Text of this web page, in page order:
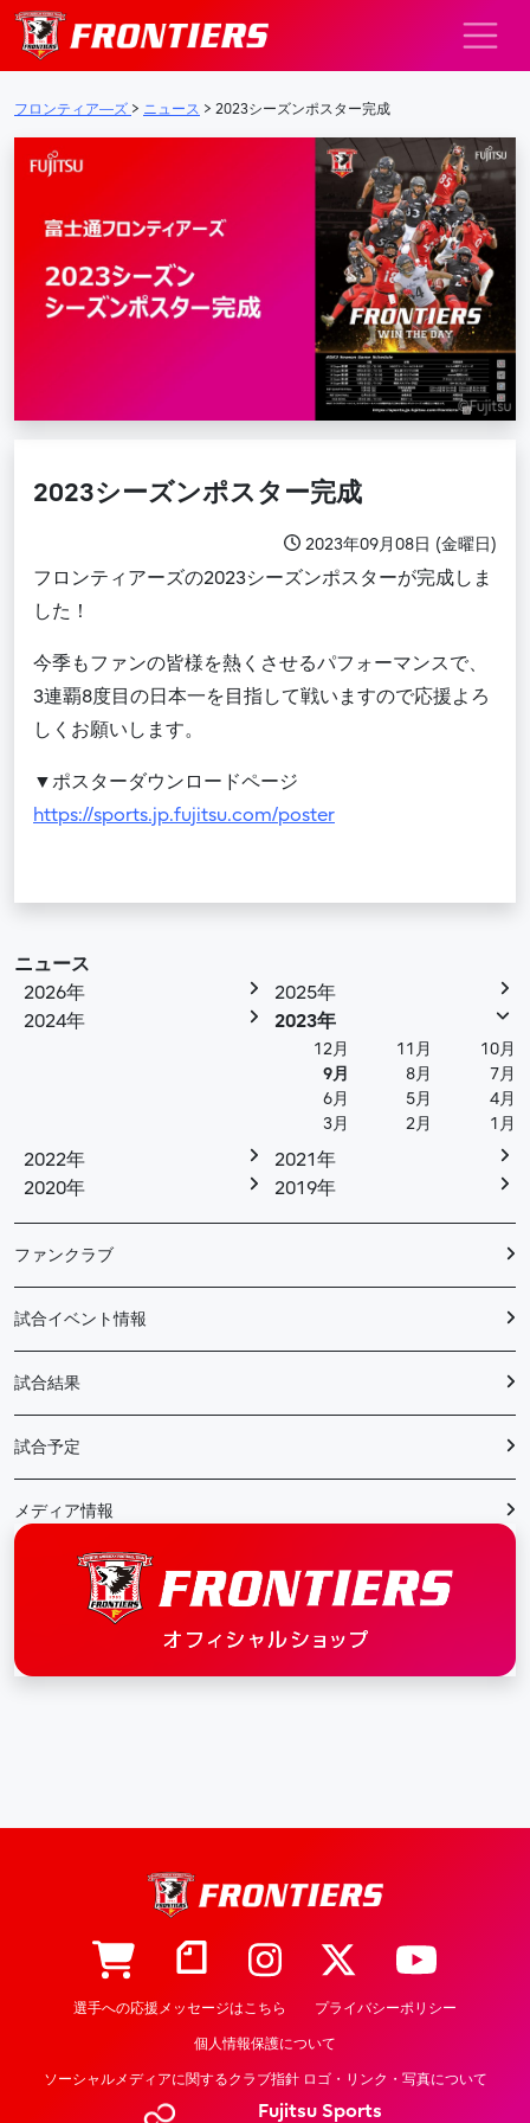
メインナビゲーション
フロンティア―ズ > ニュース > 2023シーズンポスター完成
2023シーズンポスター完成
2023年09月08日 (金曜日)
フロンティアーズの2023シーズンポスターが完成しま
した！
今季もファンの皆様を熱くさせるパフォーマンスで、
3連覇8度目の日本一を目指して戦いますので応援よろ
しくお願いします。
▼ポスターダウンロードページ
https://sports.jp.fujitsu.com/poster
ニュース
2026年
2025年
2024年
2023年
12月 11月
10月
9月
8月
7月
6月
5月
4月
3月
2月 1月
2022年
2021年
2020年
2019年
ファンクラブ
試合イベント情報
試合結果
試合予定
メディア情報
選手への応援メッセージはこちら プライバシーポリシー
個人情報保護について
ソーシャルメディアに関するクラブ指針 ロゴ・リンク・写真について
Fujitsu Sports